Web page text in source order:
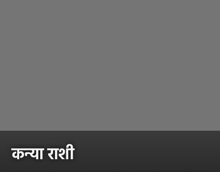
कन्या राशी